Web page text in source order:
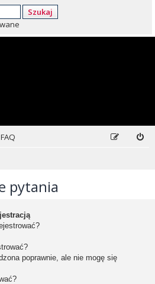
Szukaj
FAQ
pytania
poprawnie, ale nie mogę się